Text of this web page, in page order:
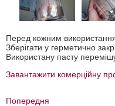
Перед кожним
Зберігати у герметично
Використану пасту
Завантажити комерційну
Попередня